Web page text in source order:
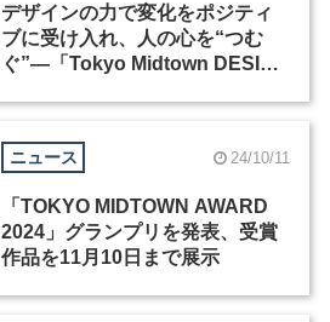
デザインの力で変化をポジティ
ブに受け入れ、人の心を“つむ
ぐ”―「Tokyo Midtown DESIGN
ニュース 24/10/11
「TOKYO MIDTOWN AWARD
2024」グランプリを発表、受賞
作品を11月10日まで展示